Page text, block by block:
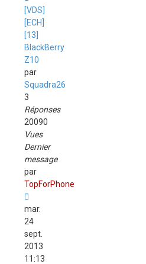
[VDS]
[ECH]
[13]
BlackBerry
Z10
par
Squadra26
3
Réponses
20090
Vues
Dernier
message
par
TopForPhone
mar.
24
sept.
2013
11:13